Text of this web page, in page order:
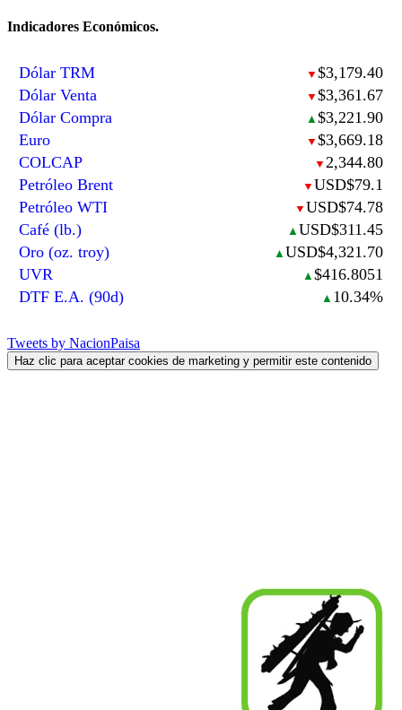
Indicadores Económicos.
Dólar TRM ▼ $3,179.40
Dólar Venta
▼ $3,361.67
Dólar Compra
▲ $3,221.90
Euro
▼ $3,669.18
COLCAP
▼ 2,344.80
Petróleo Brent
▼ USD$79.1
Petróleo WTI
▼ USD$74.78
Café (lb.)
▲ USD$311.45
Oro (oz. troy)
▲ USD$4,321.70
UVR
▲ $416.8051
DTF E.A. (90d)
▲ 10.34%
Tweets by NacionPaisa
Haz clic para aceptar cookies de marketing y permitir este contenido